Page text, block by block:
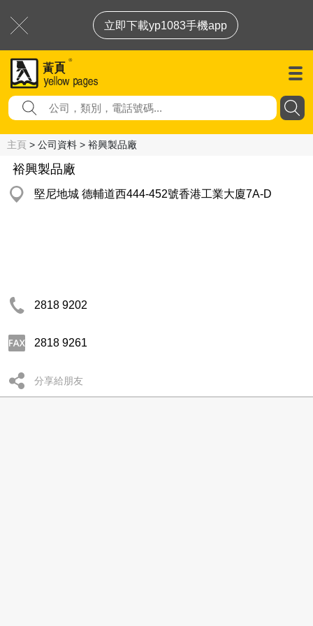
立即下載yp1083手機app
主頁 > 公司資料 > 裕興製品廠
裕興製品廠
堅尼地城 德輔道西444-452號香港工業大廈7A-D
2818 9202
2818 9261
分享給朋友